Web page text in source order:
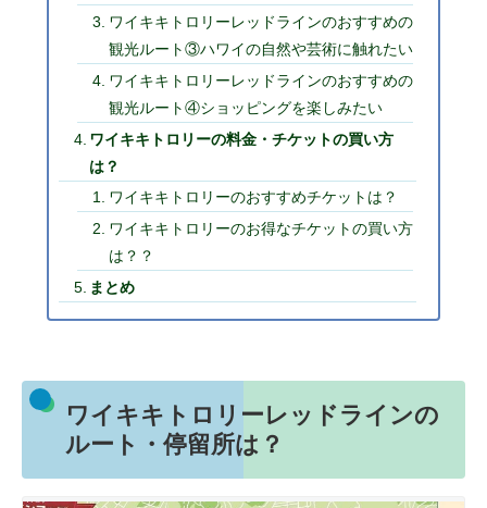
ワイキキトロリーレッドラインのおすすめの
観光ルート③ハワイの自然や芸術に触れたい
ワイキキトロリーレッドラインのおすすめの
観光ルート④ショッピングを楽しみたい
ワイキキトロリーの料金・チケットの買い方
は？
ワイキキトロリーのおすすめチケットは？
ワイキキトロリーのお得なチケットの買い方
は？？
まとめ
ワイキキトロリーレッドラインの
ルート・停留所は？